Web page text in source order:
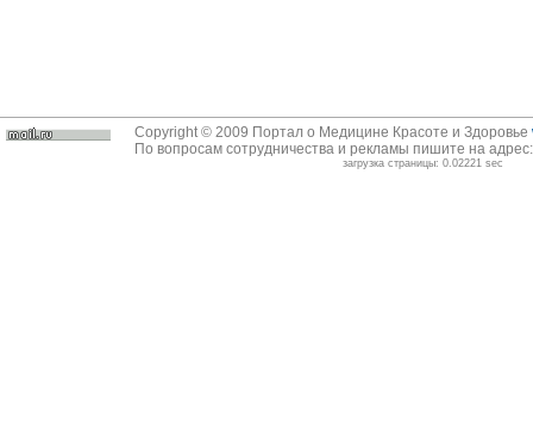
Copyright © 2009 Портал о Медицине Красоте и Здоровье
По вопросам сотрудничества и рекламы пишите на
загрузка страницы: 0.02221 sec